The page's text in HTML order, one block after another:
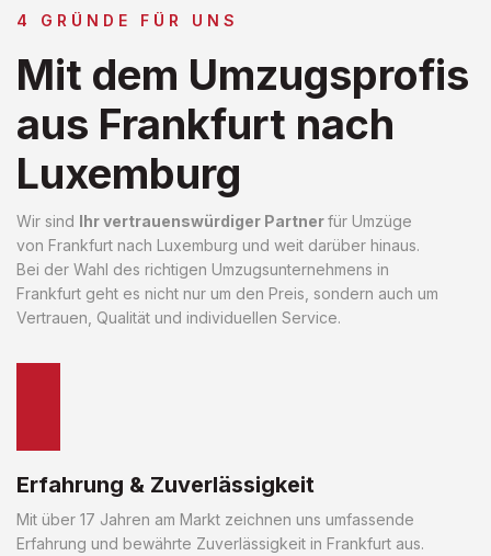
4 GRÜNDE FÜR UNS
Mit dem Umzugsprofis
aus Frankfurt nach
Luxemburg
Wir sind Ihr vertrauenswürdiger Partnerfür Umzüge
von Frankfurt nach Luxemburg und weit darüber hinaus.
Bei der Wahl des richtigen Umzugsunternehmens in
Frankfurt geht es nicht nur um den Preis, sondern auch um
Vertrauen, Qualität und individuellen Service.
Erfahrung & Zuverlässigkeit
Mit über 17 Jahren am Markt zeichnen uns umfassende
Erfahrung und bewährte Zuverlässigkeit in Frankfurt aus.